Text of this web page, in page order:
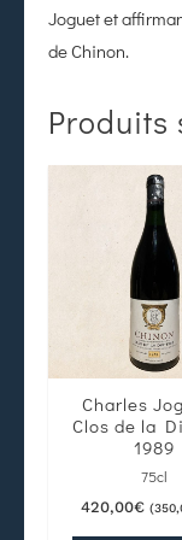
Joguet et
de Chinon.
Produits
Charles
Clos de la
1989
75cl
420,00€ (